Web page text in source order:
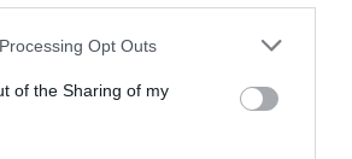
website/app uses one or more Google
or usage behaviour. You may click to
to Google and its third-party tags to
specified purposes in below Google
Opt Outs
of the Sharing of my